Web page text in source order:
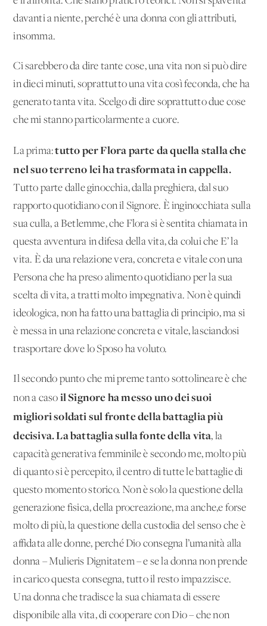
davanti a niente, perché è una donna con gli attributi,
insomma.
Ci sarebbero da dire tante cose, una vita non si può dire
in dieci minuti, soprattutto una vita così feconda, che ha
generato tanta vita. Scelgo di dire soprattutto due cose
che mi stanno particolarmente a cuore.
La prima:tutto per Flora parte da quella stalla che
nel suo terreno lei ha trasformata in cappella.
Tutto parte dalle ginocchia, dalla preghiera, dal suo
rapporto quotidiano con il Signore. È inginocchiata sulla
sua culla, a Betlemme, che Flora si è sentita chiamata in
questa avventura in difesa della vita, da colui che E’ la
vita. È da una relazione vera, concreta e vitale con una
Persona che ha preso alimento quotidiano per la sua
scelta di vita, a tratti molto impegnativa. Non è quindi
ideologica, non ha fatto una battaglia di principio, ma si
è messa in una relazione concreta e vitale, lasciandosi
trasportare dove lo Sposo ha voluto.
Il secondo punto che mi preme tanto sottolineare è che
non a caso il Signore ha messo uno dei suoi
migliori soldati sul fronte della battaglia più
decisiva. La battaglia sulla fonte della vita, la
capacità generativa femminile è secondo me, molto più
di quanto si è percepito, il centro di tutte le battaglie di
questo momento storico. Non è solo la questione della
generazione fisica, della procreazione, ma anche,e forse
molto di più, la questione della custodia del senso che è
affidata alle donne, perché Dio consegna l’umanità alla
donna – Mulieris Dignitatem – e se la donna non prende
in carico questa consegna, tutto il resto impazzisce.
Una donna che tradisce la sua chiamata di essere
disponibile alla vita, di cooperare con Dio – che non